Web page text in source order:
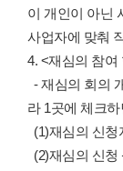
이 개인이 아닌
사업자에 맞춰
4. <재심의 참여
- 재심의 회의
라 1곳에 체크하
(1)재심의 신청
(2)재심의 신